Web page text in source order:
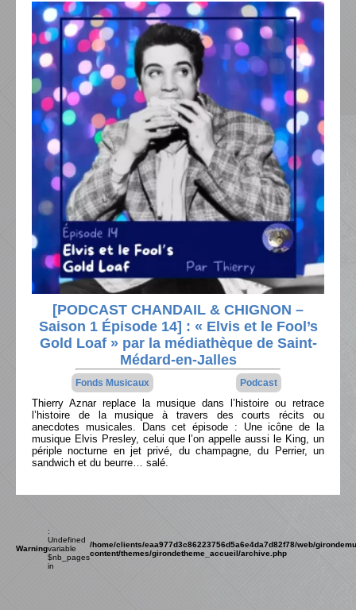
[PODCAST CHANDAIL & CHIGNON –
Saison 1 Épisode 14] : « Elvis et le Fool’s
Gold Loaf » par la médiathèque de Saint-
Médard-en-Jalles
Fonds Musicaux Podcast
Thierry Aznar replace la musique dans l’histoire ou retrace
l’histoire de la musique à travers des courts récits ou
anecdotes musicales. Dans cet épisode : Une icône de la
musique Elvis Presley, celui que l’on appelle aussi le King, un
périple nocturne en jet privé, du champagne, du Perrier, un
sandwich et du beurre… salé.
Warning
:
Undefined
variable
$nb_pages
in
/home/clients/eaa977d3c86223756d5a6e4da7d82f78/web/
content/themes/girondetheme_accueil/archive.php